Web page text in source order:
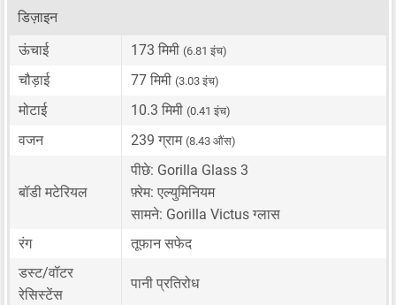
डिज़ाइन
ऊंचाई
173 मिमी (6.81 इंच)
चौड़ाई 77 मिमी (3.03 इंच)
मोटाई 10.3 मिमी (0.41 इंच)
वजन 239 ग्राम (8.43 औंस)
बॉडी मटेरियल
पीछे: Gorilla Glass 3
फ़्रेम: एल्युमिनियम
सामने: Gorilla Victus ग्लास
रंग
तूफान सफेद
डस्ट/वॉटर
रेसिस्टेंस
पानी प्रतिरोध